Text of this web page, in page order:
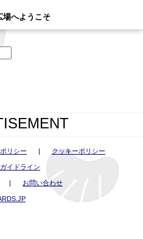
場へようこそ
リシー | クッキーポリシー
イドライン
お問い合わせ